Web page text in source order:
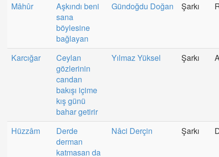
Mâhûr
Aşkındı beni
sana
böylesine
bağlayan
Gündoğdu Doğan Şarkı
Karcığar
Ceylan
gözlerinin
candan
bakışı içime
kış günü
bahar getirir
Yılmaz Yüksel Şarkı
Hüzzâm
Derde
derman
katmasan da
Nâci Derçin Şarkı